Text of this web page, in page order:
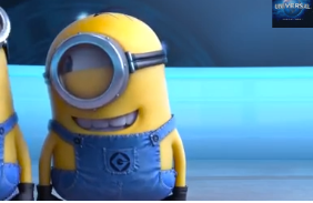
Altrecose
Mondiali calcio 2026